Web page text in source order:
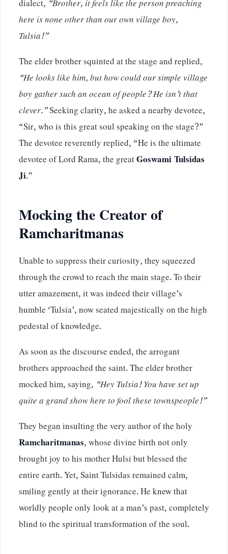
dialect, “Brother, it feels like the person preaching
here is none other than our own village boy,
Tulsia!”
The elder brother squinted at the stage and replied,
“He looks like him, but how could our simple village
boy gather such an ocean of people? He isn’t that
clever.”Seeking clarity, he asked a nearby devotee,
“Sir, who is this great soul speaking on the stage?”
The devotee reverently replied, “He is the ultimate
devotee of Lord Rama, the greatGoswami Tulsidas
Ji.”
Mocking the Creator of
Ramcharitmanas
Unable to suppress their curiosity, they squeezed
through the crowd to reach the main stage. To their
utter amazement, it was indeed their village’s
humble ‘Tulsia’, now seated majestically on the high
pedestal of knowledge.
As soon as the discourse ended, the arrogant
brothers approached the saint. The elder brother
mocked him, saying, “Hey Tulsia! You have set up
quite a grand show here to fool these townspeople!”
They began insulting the very author of the holy
Ramcharitmanas, whose divine birth not only
brought joy to his mother Hulsi but blessed the
entire earth. Yet, Saint Tulsidas remained calm,
smiling gently at their ignorance. He knew that
worldly people only look at a man’s past, completely
blind to the spiritual transformation of the soul.